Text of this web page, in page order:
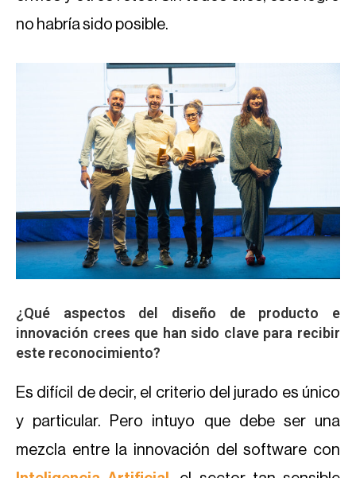
no habría sido posible.
¿Qué aspectos del diseño de producto e
innovación crees que han sido clave para recibir
este reconocimiento?
Es difícil de decir, el criterio del jurado es único
y particular. Pero intuyo que debe ser una
mezcla entre la innovación del software con